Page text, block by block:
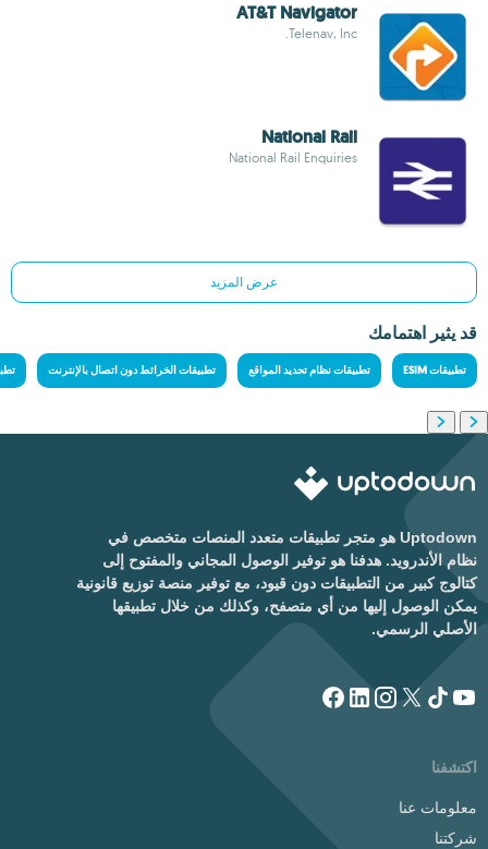
AT&T Navigator
Telenav, Inc.
National Rail
National Rail Enquiries
عرض المزيد
قد يثير اهتمامك
تطبيقات ESIM تطبيقات نظام تحديد المواقع تطبيقات الخرائط دون اتصال بالإنترنت
Uptodown هو متجر تطبيقات متعدد المنصات متخصص في
نظام الأندرويد. هدفنا هو توفير الوصول المجاني والمفتوح إلى
كتالوج كبير من التطبيقات دون قيود، مع توفير منصة توزيع قانونية
يمكن الوصول إليها من أي متصفح، وكذلك من خلال تطبيقها
الأصلي الرسمي.
اكتشفنا
معلومات عنا
شركتنا